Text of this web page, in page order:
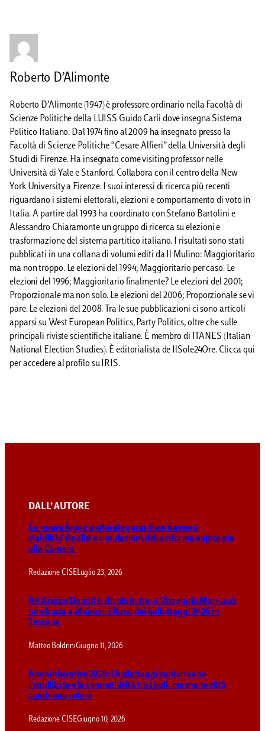
Roberto D’Alimonte
Roberto D’Alimonte (1947) è professore ordinario nella Facoltà di
Scienze Politiche della LUISS Guido Carli dove insegna Sistema
Politico Italiano. Dal 1974 fino al 2009 ha insegnato presso la
Facoltà di Scienze Politiche “Cesare Alfieri” della Università degli
Studi di Firenze. Ha insegnato come visiting professor nelle
Università di Yale e Stanford. Collabora con il centro della New
York University a Firenze. I suoi interessi di ricerca più recenti
riguardano i sistemi elettorali, elezioni e comportamento di voto in
Italia. A partire dal 1993 ha coordinato con Stefano Bartolini e
Alessandro Chiaramonte un gruppo di ricerca su elezioni e
trasformazione del sistema partitico italiano. I risultati sono stati
pubblicati in una collana di volumi editi da Il Mulino: Maggioritario
ma non troppo. Le elezioni del 1994; Maggioritario per caso. Le
elezioni del 1996; Maggioritario finalmente? Le elezioni del 2001;
Proporzionale ma non solo. Le elezioni del 2006; Proporzionale se vi
pare. Le elezioni del 2008. Tra le sue pubblicazioni ci sono articoli
apparsi su West European Politics, Party Politics, oltre che sulle
principali riviste scientifiche italiane. È membro di ITANES (Italian
National Election Studies). È editorialista de IlSole24Ore. Clicca qui
per accedere al profilo su IRIS.
DALL’ AUTORE
La nuova legge elettorale garantisce davvero
stabilità? Analisi e simulazioni della riforma approvata
alla Camera
Redazione CISELuglio 23, 2026
Ad Arezzo Donati si divide in tre, a Viareggio Marcucci
non basta a Maineri: i flussi dei ballottaggi 2026 in
Toscana
Matteo BoldriniGiugno 11, 2026
Amministrative 2026: i ballottaggi confermano
l’equilibrio e la competitività tra i poli, ma molte città
cambiano colore
Redazione CISEGiugno 10, 2026